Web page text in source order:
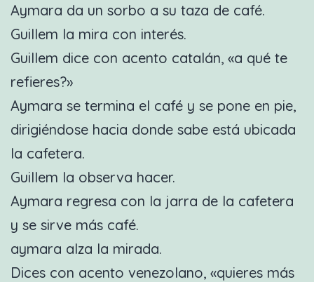
Aymara da un sorbo a su taza de café.
Guillem la mira con interés.
Guillem dice con acento catalán, «a qué te
refieres?»
Aymara se termina el café y se pone en pie,
dirigiéndose hacia donde sabe está ubicada
la cafetera.
Guillem la observa hacer.
Aymara regresa con la jarra de la cafetera
y se sirve más café.
aymara alza la mirada.
Dices con acento venezolano, «quieres más